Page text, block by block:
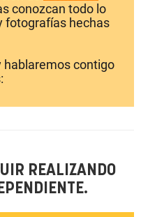
conozcan todo lo
fotografías hechas
hablaremos contigo
REALIZANDO